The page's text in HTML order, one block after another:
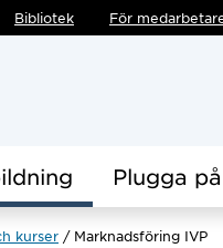
Bibliotek För
Plugga
kurser Marknadsföring IVP